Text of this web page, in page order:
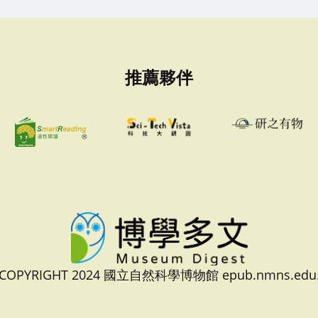
推薦夥伴
2024 國立自然科學博物館